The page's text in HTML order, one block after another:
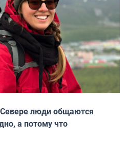
люди общаются
а потому что